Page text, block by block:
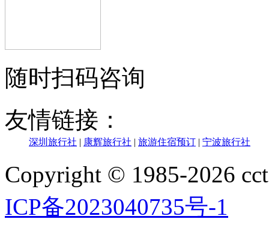
随时扫码咨询
友情链接：
深圳旅行社 | 康辉旅行社 | 旅游住宿预订 | 宁波旅行社
Copyright © 1985-2026
ICP备2023040735号-1